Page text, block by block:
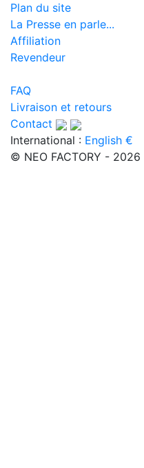
Plan du site
La Presse en parle...
Affiliation
Revendeur
FAQ
Livraison et retours
Contact
International : English €
© NEO FACTORY - 2026